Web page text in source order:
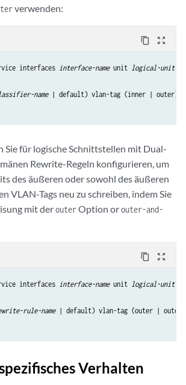
verwenden:
content_copy zoom_out_map
interfaces interface-name unit logical-unit-
name | default) vlan-tag (inner | outer);
Sie für logische Schnittstellen mit Dual-
Rewrite-Regeln konfigurieren, um
des äußeren oder sowohl des äußeren
VLAN-Tags neu zu schreiben, indem Sie
mit derouterOption orouter-and-
content_copy zoom_out_map
interfaces interface-name unit logical-unit-
rule-name | default) vlan-tag (outer | outer-
Verhalten